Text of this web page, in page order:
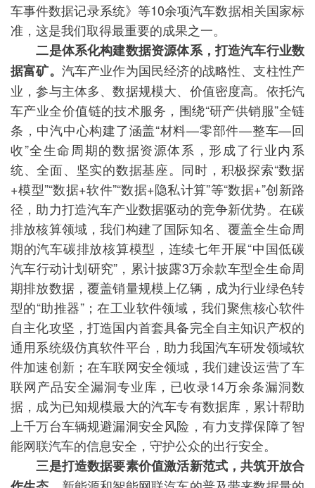
车事件数据记录系统》等10余项汽车数据相关国家标
准，这是我们取得最重要的成果之一。
二是体系化构建数据资源体系，打造汽车行业数
据富矿。 汽车产业作为国民经济的战略性、支柱性产
业，参与主体多、数据规模大、价值密度高。依托汽
车产业全价值链的技术服务，围绕“研产供销服”全链
条，中汽中心构建了涵盖“材料—零部件—整车—回
收”全生命周期的数据资源体系，形成了行业内系
统、全面、坚实的数据基座。同时，积极探索“数据
+模型”“数据+软件”“数据+隐私计算”等“数据+”创新路
径，助力打造汽车产业数据驱动的竞争新优势。在碳
排放核算领域，我们构建了国际知名、覆盖全生命周
期的汽车碳排放核算模型，连续七年开展“中国低碳
汽车行动计划研究”，累计披露3万余款车型全生命周
期排放数据，覆盖销量规模上亿辆，成为行业绿色转
型的“助推器”；在工业软件领域，我们聚焦核心软件
自主化攻坚，打造国内首套具备完全自主知识产权的
通用系统级仿真软件平台，助力我国汽车研发领域软
件加速创新；在车联网安全领域，我们建设运营了车
联网产品安全漏洞专业库，已收录14万余条漏洞数
据，成为已知规模最大的汽车专有数据库，累计帮助
上千万台车辆规避漏洞安全风险，有力支撑保障了智
能网联汽车的信息安全，守护公众的出行安全。
三是打造数据要素价值激活新范式，共筑开放合